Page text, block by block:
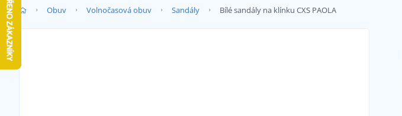
Obuv Volnočasová obuv Sandály Bílé sandály na klínku CXS PAOLA